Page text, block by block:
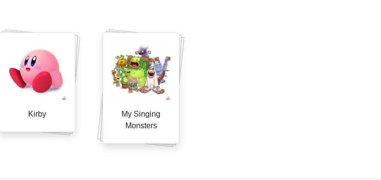
Kirby
My Singing
Monsters